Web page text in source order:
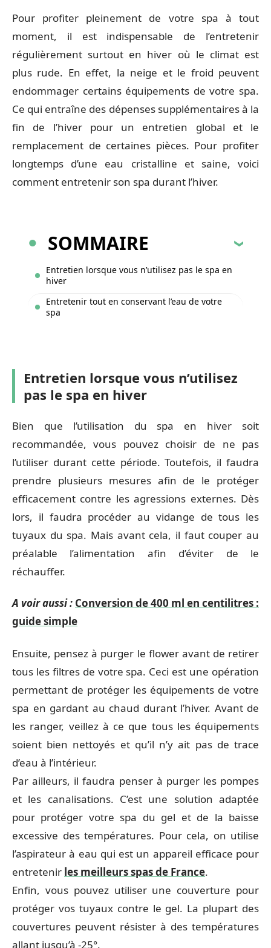
Pour profiter pleinement de votre spa à tout
moment, il est indispensable de l’entretenir
régulièrement surtout en hiver où le climat est
plus rude. En effet, la neige et le froid peuvent
endommager certains équipements de votre spa.
Ce qui entraîne des dépenses supplémentaires à la
fin de l’hiver pour un entretien global et le
remplacement de certaines pièces. Pour profiter
longtemps d’une eau cristalline et saine, voici
comment entretenir son spa durant l’hiver.
SOMMAIRE
Entretien lorsque vous n’utilisez pas le spa en
hiver
Entretenir tout en conservant l’eau de votre
spa
Entretien lorsque vous n’utilisez
pas le spa en hiver
Bien que l’utilisation du spa en hiver soit
recommandée, vous pouvez choisir de ne pas
l’utiliser durant cette période. Toutefois, il faudra
prendre plusieurs mesures afin de le protéger
efficacement contre les agressions externes. Dès
lors, il faudra procéder au vidange de tous les
tuyaux du spa. Mais avant cela, il faut couper au
préalable l’alimentation afin d’éviter de le
réchauffer.
A voir aussi : Conversion de 400 ml en centilitres :
guide simple
Ensuite, pensez à purger le flower avant de retirer
tous les filtres de votre spa. Ceci est une opération
permettant de protéger les équipements de votre
spa en gardant au chaud durant l’hiver. Avant de
les ranger, veillez à ce que tous les équipements
soient bien nettoyés et qu’il n’y ait pas de trace
d’eau à l’intérieur.
Par ailleurs, il faudra penser à purger les pompes
et les canalisations. C’est une solution adaptée
pour protéger votre spa du gel et de la baisse
excessive des températures. Pour cela, on utilise
l’aspirateur à eau qui est un appareil efficace pour
entretenir les meilleurs spas de France.
Enfin, vous pouvez utiliser une couverture pour
protéger vos tuyaux contre le gel. La plupart des
couvertures peuvent résister à des températures
allant jusqu’à -25°.